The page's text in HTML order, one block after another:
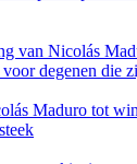
van Nicolás
degenen die
Maduro tot